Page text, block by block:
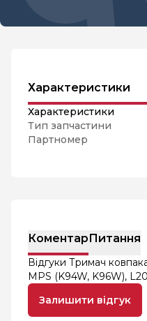
Характеристики
Характеристики
Тип запчастини
Партномер
КоментарПитання
Відгуки Тримач
MPS (K94W, K96W),
Залишити відгук